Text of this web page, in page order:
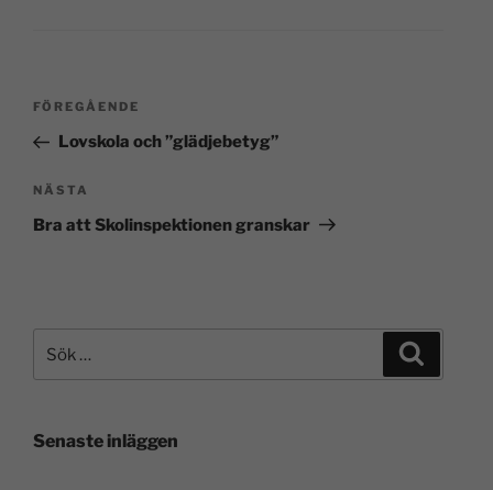
FÖREGÅENDE
Lovskola och ”glädjebetyg”
NÄSTA
Bra att Skolinspektionen granskar
Senaste inläggen